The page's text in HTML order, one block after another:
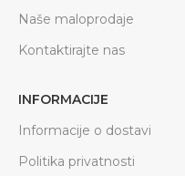
Naše maloprodaje
Kontaktirajte nas
INFORMACIJE
Informacije o dostavi
Politika privatnosti